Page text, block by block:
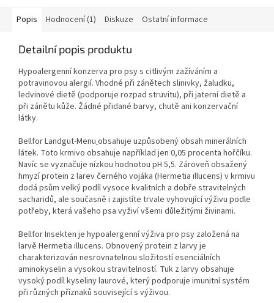
Popis Hodnocení (1) Diskuze Ostatní informace
Detailní popis produktu
Hypoalergenní konzerva pro psy s citlivým zažíváním a
potravinovou alergií. Vhodné při zánětech slinivky, žaludku,
ledvinové dietě (podporuje rozpad struvitu), při jaterní dietě a
při zánětu kůže. Žádné přidané barvy, chutě ani konzervační
látky.
Bellfor Landgut-Menu obsahuje uzpůsobený obsah minerálních
látek. Toto krmivo obsahuje například jen 0,05 procenta hořčíku.
Navíc se vyznačuje nízkou hodnotou pH 5,5. Zároveň obsažený
hmyzí protein z larev černého vojáka (Hermetia illucens) v krmivu
dodá psům velký podíl vysoce kvalitních a dobře stravitelných
sacharidů, ale současně i zajistíte trvale vyhovující výživu podle
potřeby, která vašeho psa vyživí všemi důležitými živinami.
Bellfor Insekten je hypoalergenní výživa pro psy založená na
larvě Hermetia illucens. Obnovený protein z larvy je
charakterizován nesrovnatelnou složitostí esenciálních
aminokyselin a vysokou stravitelností. Tuk z larvy obsahuje
vysoký podíl kyseliny laurové, který podporuje imunitní systém
při různých příznaků související s výživou.